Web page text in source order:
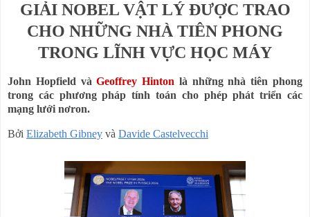
GIẢI NOBEL VẬT LÝ ĐƯỢC TRAO
CHO NHỮNG NHÀTIÊN PHONG
TRONG LĨNH VỰC HỌC MÁY
John Hopfield vàGeoffrey Hinton là nhữngnhà tiên phong
trong các phương pháp tính toán cho phép phát triển các
mạng lưới nơron.
Bởi Elizabeth Gibney và Davide Castelvecchi